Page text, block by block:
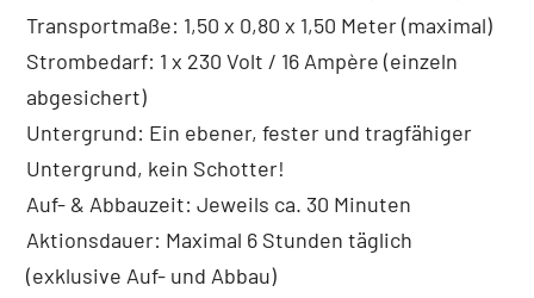
Transportmaße: 1,50 x 0,80 x 1,50 Meter (maximal)
Strombedarf: 1 x 230 Volt / 16 Ampère (einzeln
abgesichert)
Untergrund: Ein ebener, fester und tragfähiger
Untergrund, kein Schotter!
Auf- & Abbauzeit: Jeweils ca. 30 Minuten
Aktionsdauer: Maximal 6 Stunden täglich
(exklusive Auf- und Abbau)